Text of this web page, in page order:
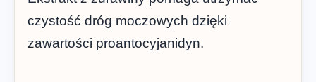
czystość dróg moczowych dzięki
zawartości proantocyjanidyn.